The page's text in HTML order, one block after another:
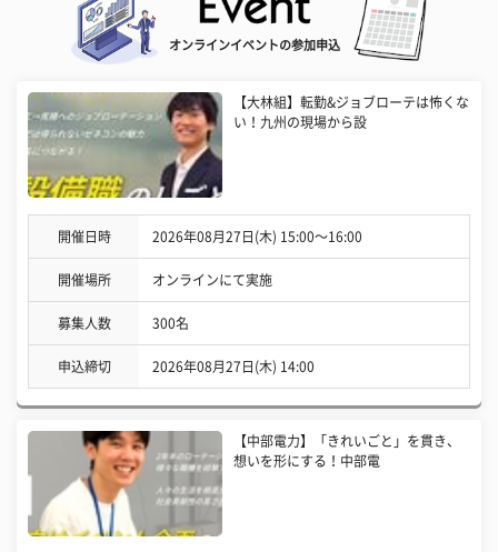
オンラインイベントの参加申込
【大林組】転勤&ジョブローテは怖くな
い！九州の現場から設
開催日時 2026年08月27日(木) 15:00〜16:00
開催場所 オンラインにて実施
募集人数 300名
申込締切 2026年08月27日(木) 14:00
【中部電力】「きれいごと」を貫き、
想いを形にする！中部電